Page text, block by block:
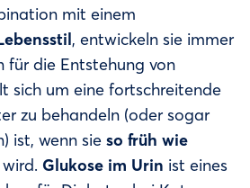
mit einem
, entwickeln sie immer
für die Entstehung von
sich um eine fortschreitende
zu behandeln (oder sogar
ist, wenn sie so früh wie
Glukose im Urin ist eines